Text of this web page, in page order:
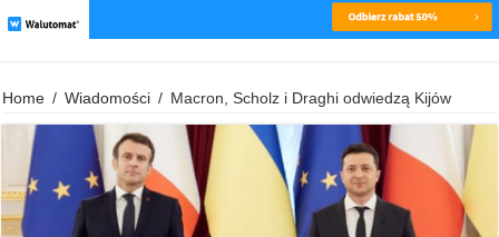
Home / Wiadomości / Macron, Scholz i Draghi odwiedzą Kijów